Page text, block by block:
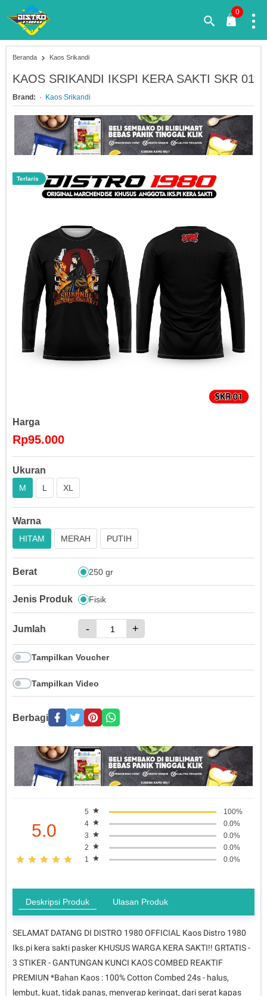
0
Beranda Kaos Srikandi
KAOS SRIKANDI IKSPI KERA SAKTI SKR 01
Brand: Kaos Srikandi
Terlaris
Harga
Rp95.000
Ukuran
M L XL
Warna
HITAM MERAH PUTIH
Berat 250 gr
Jenis Produk Fisik
Jumlah - +
Tampilkan Voucher
Tampilkan Video
Berbagi
5.0
5
100%
4
0.0%
3
0.0%
2
0.0%
1
0.0%
Deskripsi Produk Ulasan Produk
SELAMAT DATANG DI DISTRO 1980 OFFICIAL Kaos Distro 1980
Iks.pi kera sakti pasker KHUSUS WARGA KERA SAKTI!! GRTATIS -
3 STIKER - GANTUNGAN KUNCI KAOS COMBED REAKTIF
PREMIUN *Bahan Kaos : 100% Cotton Combed 24s - halus,
lembut, kuat, tidak panas, menyerap keringat, dari serat kapas